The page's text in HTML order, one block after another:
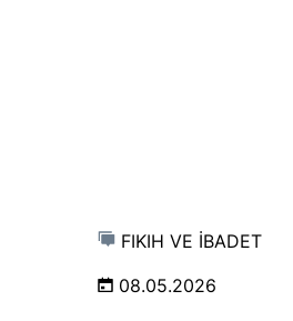
FIKIH VE İBADET
08.05.2026